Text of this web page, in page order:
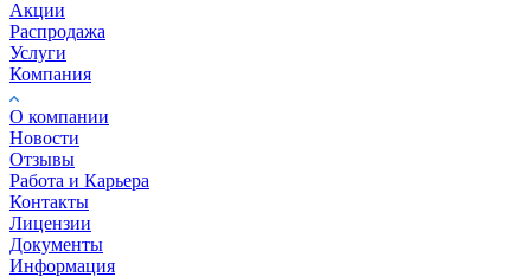
Акции
Распродажа
Услуги
Компания
О компании
Новости
Отзывы
Работа и Карьера
Контакты
Лицензии
Документы
Информация